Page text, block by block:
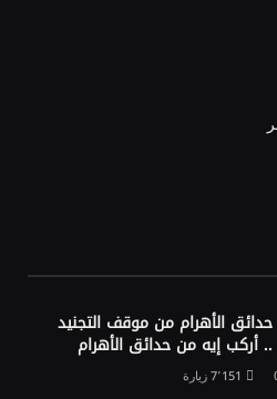
الأهرام من موقف التجنيد
.. أركب إيه من حدائق الأهرام
7٬151زيارة